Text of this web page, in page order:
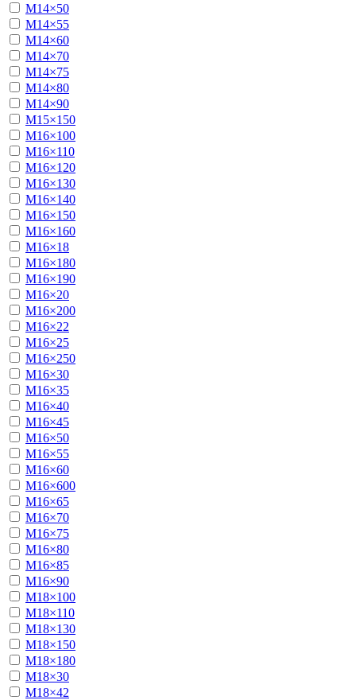
М14×50
М14×55
М14×60
М14×70
М14×75
М14×80
М14×90
М15×150
М16×100
М16×110
М16×120
М16×130
М16×140
М16×150
М16×160
М16×18
М16×180
М16×190
М16×20
М16×200
М16×22
М16×25
М16×250
М16×30
М16×35
М16×40
М16×45
М16×50
М16×55
М16×60
М16×600
М16×65
М16×70
М16×75
М16×80
М16×85
М16×90
М18×100
М18×110
М18×130
М18×150
М18×180
М18×30
М18×42